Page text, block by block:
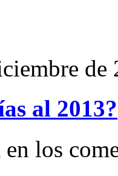
de
al 2013?
los